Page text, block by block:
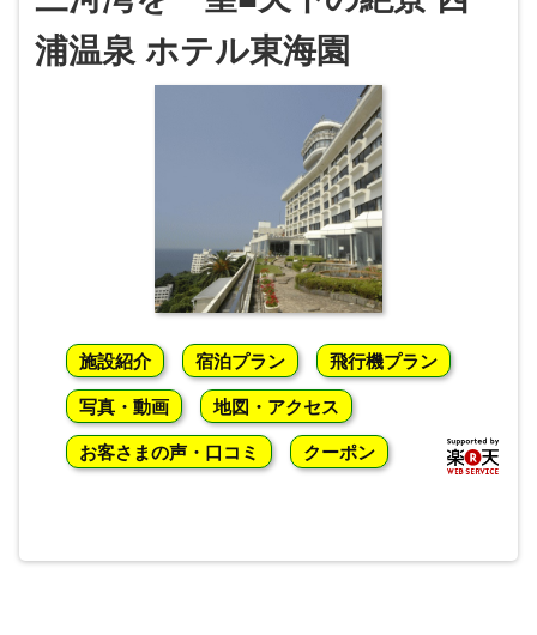
浦温泉 ホテル東海園
施設紹介 宿泊プラン 飛行機プラン
写真・動画 地図・アクセス
お客さまの声・口コミ クーポン